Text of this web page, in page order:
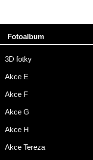
Fotoalbum
3D fotky
Akce E
Akce F
Akce G
Akce H
Akce Tereza